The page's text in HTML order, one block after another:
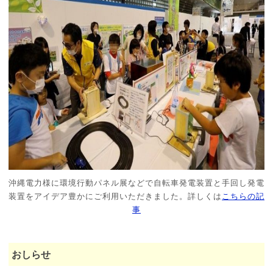
沖縄電力様に環境行動パネル展などで自転車発電装置と手回し発電
装置をアイデア豊かにご利用いただきました。詳しくは こちらの記
事
おしらせ